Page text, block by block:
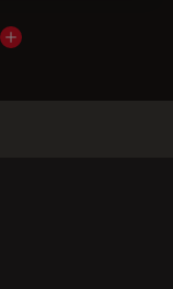
Show local contacts